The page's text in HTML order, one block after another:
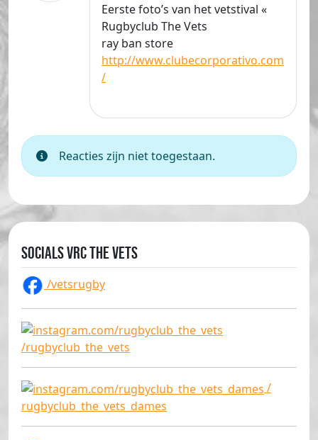
Eerste foto’s van het vetstival «
Rugbyclub The Vets
ray ban store
http://www.clubecorporativo.com
/
Reacties zijn niet toegestaan.
Socials VRC The Vets
/vetsrugby
/rugbyclub_the_vets
/
rugbyclub_the_vets_dames